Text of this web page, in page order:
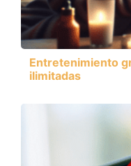
Entretenimiento
ilimitadas